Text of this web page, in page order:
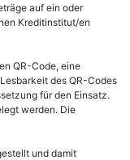
auf ein oder
Kreditinstitut/en
QR-Code, eine
des QR-Codes
für den Einsatz.
werden. Die
und damit